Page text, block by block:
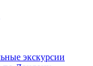
экскурсии